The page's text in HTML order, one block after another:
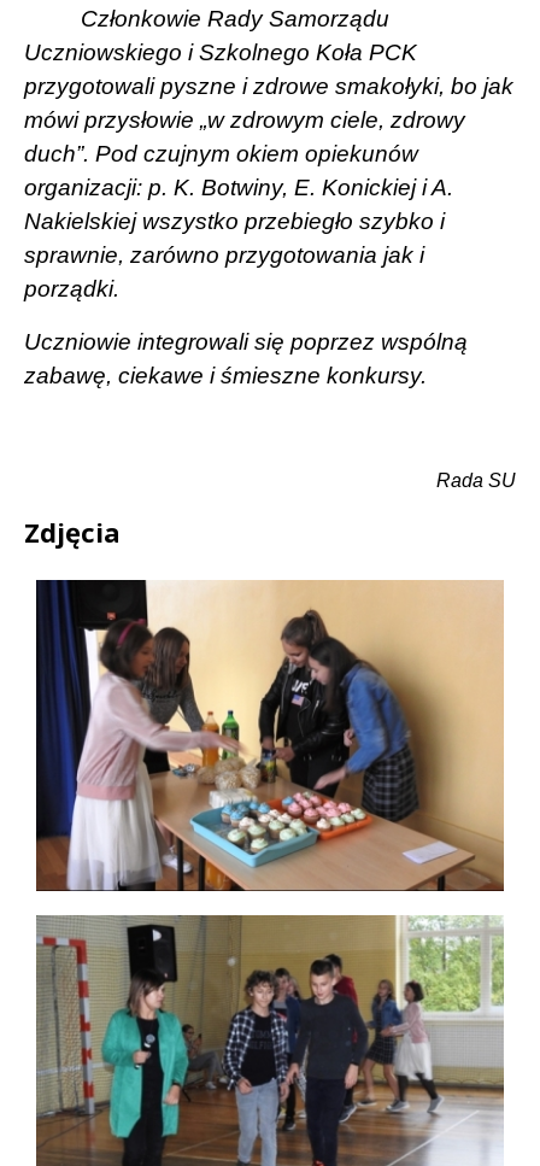
Członkowie Rady Samorządu
Uczniowskiego i Szkolnego Koła PCK
przygotowali pyszne i zdrowe smakołyki, bo jak
mówi przysłowie „w zdrowym ciele, zdrowy
duch”. Pod czujnym okiem opiekunów
organizacji: p. K. Botwiny, E. Konickiej i A.
Nakielskiej wszystko przebiegło szybko i
sprawnie, zarówno przygotowania jak i
porządki.
Uczniowie integrowali się poprzez wspólną
zabawę, ciekawe i śmieszne konkursy.
Rada SU
Zdjęcia